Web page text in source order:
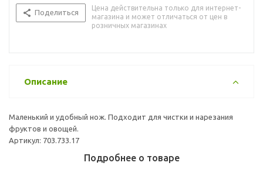
Поделиться
Цена действительна только для интернет-
магазина и может отличаться от цен в
розничных магазинах
Описание
Маленький и удобный нож. Подходит для чистки и нарезания
фруктов и овощей.
Артикул: 703.733.17
Подробнее о товаре